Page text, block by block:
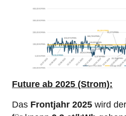
Future ab 2025 (Strom):
Das Frontjahr 2025 wird